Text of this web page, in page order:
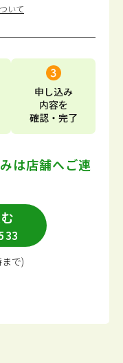
いて
申し込み
内容を
確認・完了
は店舗へご連
まで)